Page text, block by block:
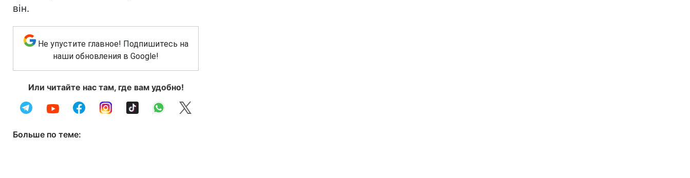
він.
Не упустите главное! Подпишитесь на
наши обновления в Google!
Или читайте нас там, где вам удобно!
Больше по теме: